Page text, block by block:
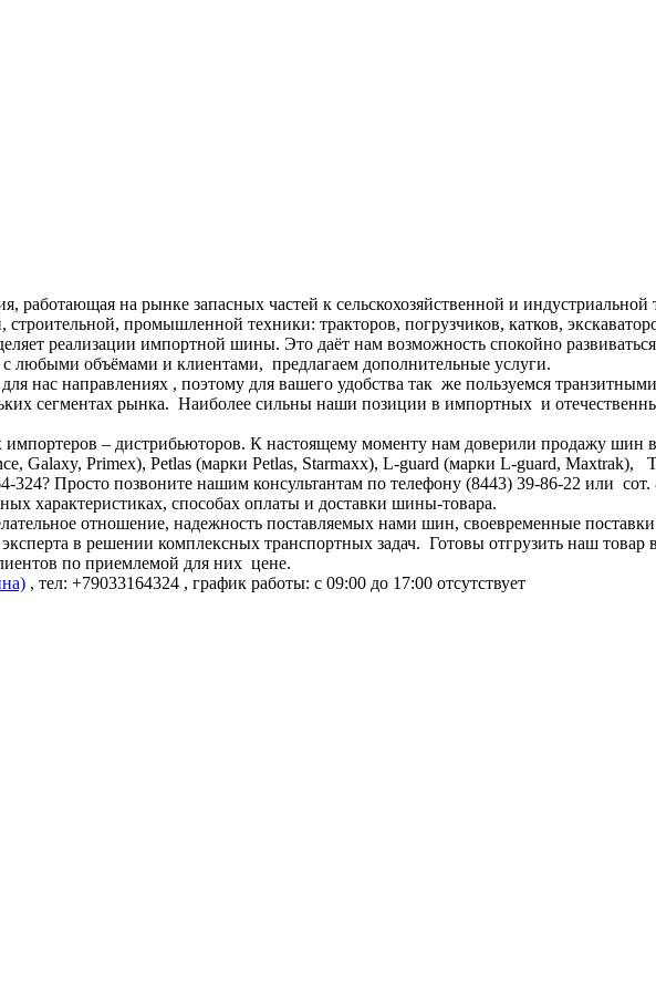
на рынке запасных частей к сельскохозяйственной и
строительной, промышленной техники: тракторов, погрузчиков, катков,
реализации импортной шины. Это даёт нам возможность спокойно
с любыми объёмами и клиентами, предлагаем дополнительные услуги.
нас направлениях , поэтому для вашего удобства так же пользуемся
сегментах рынка. Наиболее сильны наши позиции в импортных и
– дистрибьюторов. К настоящему моменту нам доверили продажу шин
Galaxy, Primex), Petlas (марки Petlas, Starmaxx), L-guard (марки L-guard, Maxtrak),
324? Просто позвоните нашим консультантам по телефону (8443) 39-86-22 или
характеристиках, способах оплаты и доставки шины-товара.
отношение, надежность поставляемых нами шин, своевременные
эксперта в решении комплексных транспортных задач. Готовы отгрузить наш
по приемлемой для них цене.
, тел: +79033164324 , график работы: с 09:00 до 17:00 отсутствует